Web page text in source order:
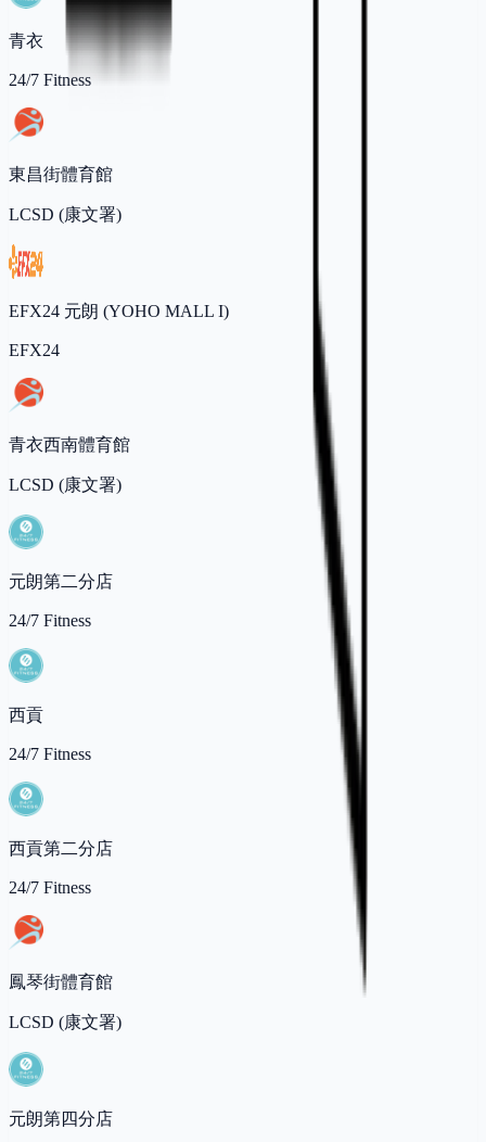
青衣
24/7 Fitness
東昌街體育館
LCSD (康文署)
EFX24 元朗 (YOHO MALL I)
EFX24
青衣西南體育館
LCSD (康文署)
元朗第二分店
24/7 Fitness
西貢
24/7 Fitness
西貢第二分店
24/7 Fitness
鳳琴街體育館
LCSD (康文署)
元朗第四分店